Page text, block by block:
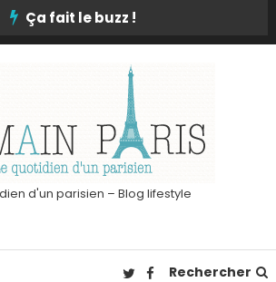
Ça fait le buzz !
d'un parisien – Blog lifestyle
Rechercher